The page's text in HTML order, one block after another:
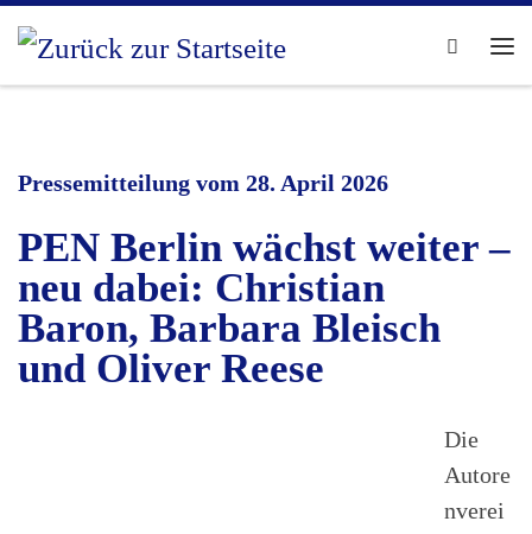
Zum Inhalt springen
Search
Pressemitteilung vom 28. April 2026
PEN Berlin wächst weiter –
neu dabei: Christian
Baron, Barbara Bleisch
und Oliver Reese
Die
Autore
nverei